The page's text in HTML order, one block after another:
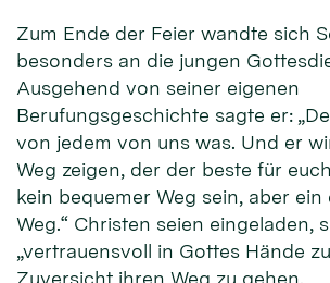
Zum Ende der Feier wandte sich
besonders an die jungen
Ausgehend von seiner eigenen
Berufungsgeschichte sagte er:
von jedem von uns was. Und er
Weg zeigen, der der beste für
kein bequemer Weg sein, aber ein
Weg.“ Christen seien eingeladen,
„vertrauensvoll in Gottes Hände